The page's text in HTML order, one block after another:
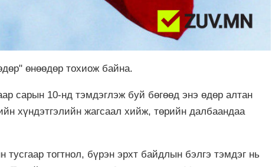
өнөөдөр тохиож байна.
сарын 10-нд тэмдэглэж буй бөгөөд энэ өдөр алтан
хүндэтгэлийн жагсаал хийж, төрийн далбаандаа
тогтнол, бүрэн эрхт байдлын бэлгэ тэмдэг нь